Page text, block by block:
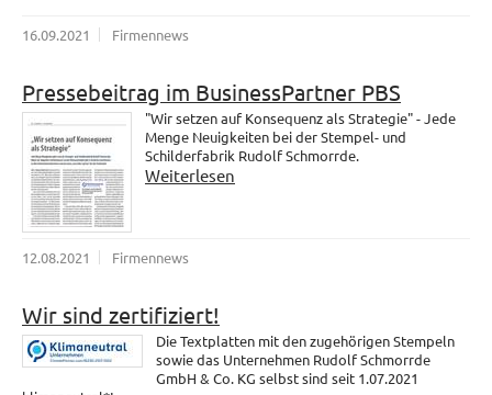
16.09.2021 Firmennews
Pressebeitrag im BusinessPartner PBS
"Wir setzen auf Konsequenz als Strategie" - Jede
Menge Neuigkeiten bei der Stempel- und
Schilderfabrik Rudolf Schmorrde.
Weiterlesen
12.08.2021 Firmennews
Wir sind zertifiziert!
Die Textplatten mit den zugehörigen Stempeln
sowie das Unternehmen Rudolf Schmorrde
GmbH & Co. KG selbst sind seit 1.07.2021